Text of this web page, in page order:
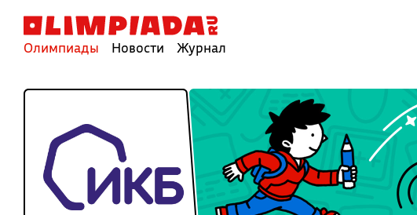
Олимпиады Новости Журнал